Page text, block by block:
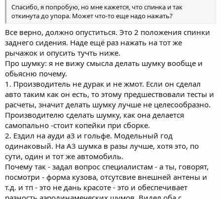
Спасибо, я попробую, но мне кажется, что спинка и так
откинута до упора. Может что-то еще надо нажать?
Все верно, должно опуститься. Это 2 положения спинки
заднего сидения. Наде ещё раз нажать на тот же
рычажок и опусить тучть ниже.
Про шумку: я не вижу смысла делать шумку вообще и
обьясню почему.
1. Производитель не дурак и не жмот. Если он сделал
авто таким как он есть, то этому предшествовали тесты и
расчеты, значит делать шумку лучше не целесообразно.
Производителю сделать шумку, как она делается
самопально -стоит копейки при сборке.
2. Ездил на ауди а3 и гольфе. Модельный год
одинаковый. На А3 шумка в разы лучше, хотя это, по
сути, один и тот же автомобиль.
Почему так - задал вопрос специалистам - а ты, говорят,
посмотри - форма кузова, отсутсвие внешней антены и
т.д. и тп - это не дань красоте - это и обеспечивает